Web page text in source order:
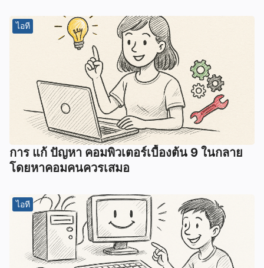
ไอที
การ แก้ ปัญหา คอมพิวเตอร์เบื้องต้น 9 ในกลาย
โดยหาคอมคนควรเสมอ
ไอที